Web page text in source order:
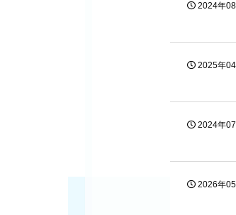
2024年
2025年
2024年
2026年